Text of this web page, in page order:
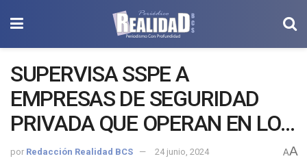
SUPERVISA SSPE A
EMPRESAS DE SEGURIDAD
PRIVADA QUE OPERAN EN LOS
CABOS
por Redacción Realidad BCS 24 junio, 2024 AA